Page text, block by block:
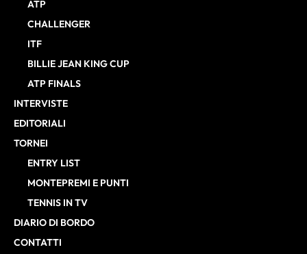
ATP
CHALLENGER
ITF
BILLIE JEAN KING CUP
ATP FINALS
INTERVISTE
EDITORIALI
TORNEI
ENTRY LIST
MONTEPREMI E PUNTI
TENNIS IN TV
DIARIO DI BORDO
CONTATTI